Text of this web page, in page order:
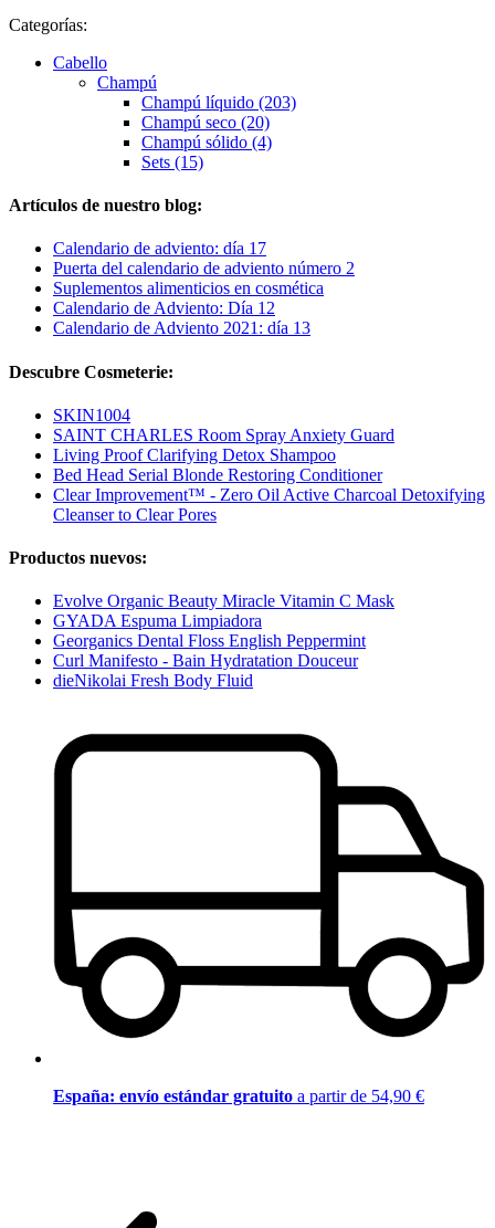
Categorías:
Cabello
Champú
Champú líquido (203)
Champú seco (20)
Champú sólido (4)
Sets (15)
Artículos de nuestro blog:
Calendario de adviento: día 17
Puerta del calendario de adviento número 2
Suplementos alimenticios en cosmética
Calendario de Adviento: Día 12
Calendario de Adviento 2021: día 13
Descubre Cosmeterie:
SKIN1004
SAINT CHARLES Room Spray Anxiety Guard
Living Proof Clarifying Detox Shampoo
Bed Head Serial Blonde Restoring Conditioner
Clear Improvement™ - Zero Oil Active Charcoal Detoxifying
Cleanser to Clear Pores
Productos nuevos:
Evolve Organic Beauty Miracle Vitamin C Mask
GYADA Espuma Limpiadora
Georganics Dental Floss English Peppermint
Curl Manifesto - Bain Hydratation Douceur
dieNikolai Fresh Body Fluid
España: envío estándar gratuito a partir de 54,90 €